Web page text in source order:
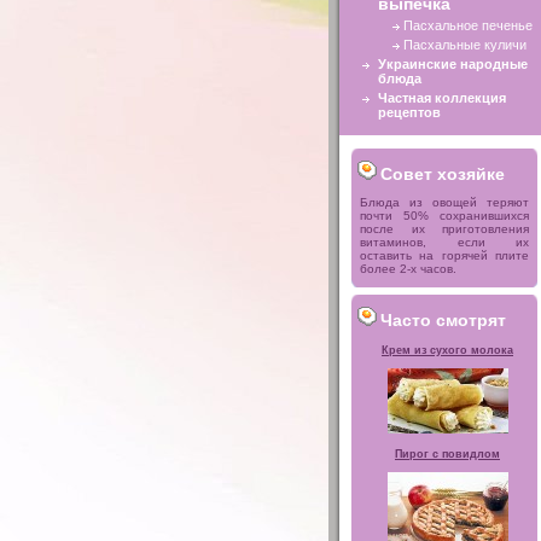
Пасхальное печенье
Пасхальные куличи
Украинские народные
блюда
Частная коллекция
рецептов
Совет хозяйке
Блюда из овощей теряют
почти 50% сохранившихся
после их приготовления
витаминов, если их
оставить на горячей плите
более 2-х часов.
Часто смотрят
Крем из сухого молока
Пирог с повидлом